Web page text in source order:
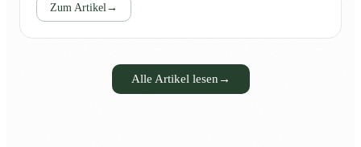
Zum Artikel →
Alle Artikel lesen →